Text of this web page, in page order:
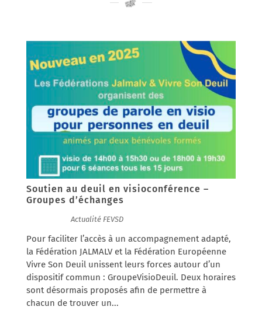
Soutien au deuil en visioconférence –
Groupes d’échanges
|Actualité FEVSD
Pour faciliter l’accès à un accompagnement adapté,
la Fédération JALMALV et la Fédération Européenne
Vivre Son Deuil unissent leurs forces autour d’un
dispositif commun : GroupeVisioDeuil. Deux horaires
sont désormais proposés afin de permettre à
chacun de trouver un...